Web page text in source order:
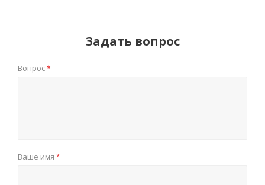
Задать вопрос
Вопрос*
Ваше имя *